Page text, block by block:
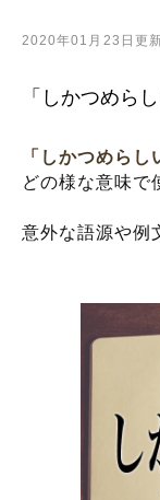
2020年01月23日更
「しかつめら
「しかつめらし
どの様な意味で
意外な語源や例